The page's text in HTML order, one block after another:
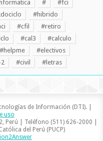
#
#fci
#hibrido
#cfil
#retiro
#cal3
#calculo
#helpme
#electivos
#civil #letras
de Información (DTI). |
uso
Perú | Teléfono (511) 626-2000 |
del Perú (PUCP)